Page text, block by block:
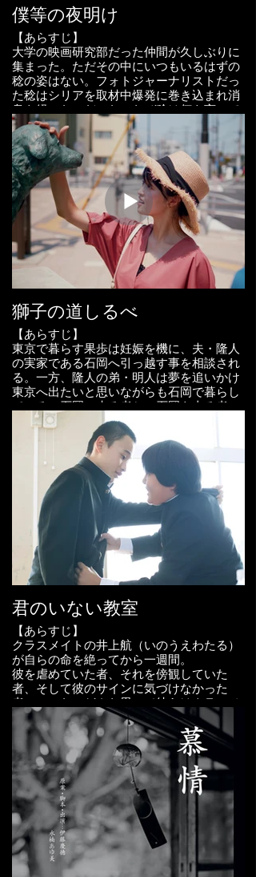
宮本凛音
南雲柚木
高木健
山本由湖
田中栄吾
伊藤慶徳
織田あいか
【スタッフ】
製作著作：NETGEAR Japan
企画：佐世保映像社
制作プロダクション：アイスクライム
プロデューサー：志岐誠 大川祥吾
撮影：矢崎研
照明：大柳玲於
録音：柳生拓人
ヘアメイク：大岩のりこ
制作：佐島由昭 志岐和美 石橋弘史
音楽：未音製作所
Hitsuji sound factory
若狭真司
Artlist Stratus by PeteJamesTohnson
Touched by Heaven by simonWester
パラパラ漫画イラスト：相馬陽乃花
タイトルデザイン：志岐和美
カラーグレーディング：竹中優太郎
整音：石橋侑也
脚本協力：大川祥吾 内海隆雄 渋谷悠
キャスティング協力：スマイルモンキー
機材協力：Y.D.S.
ロケバス：ベルウッド 森居耕介
ロケーション協力：新潟フィルムコミッシ
小千谷観光協会
おぢやクラインガルテン ふれあいの里
スタジオぴあ 阿佐ヶ谷スタジオ
監督・脚本・編集：山本尚志
おおぶ映画祭2022 入選
僕等の夜明け
【あらすじ】
大学の映画研究部だった仲間が久しぶりに
集まった。ただその中にいつもいるはずの
稔の姿はない。フォトジャーナリストだっ
た稔はシリアを取材中爆発に巻き込まれ消
息を経ったのだった。なぜ稔は何も言って
くれなかったのか？ もしあの時止めてい
れば。彼を失った後悔から、彼らの友情が
脆くも崩れはじめる。
【キャスト】
長部努
梅田誠弘
椎名香織
景山慶一
【スタッフ】
脚本： 山本尚志、スタジオトポス
スタジオトポス: NOY、渋谷 悠、内海 隆
雄、山本 尚志、むらし
助監督： 萬野達郎
撮影監督：宮下徹也
撮影助手： 口村誠・渡邊翼
録音：松尾遼、亀井耶馬人
ヘアメイク： 原早織
制作： べん、大石淳也
挿入歌： 『夜明け』 SINSENSA
音楽： 林イグネル小百合
編集： 山本尚志
劇中写真： 鈴木雄介
スチール：安井信介
キャスティング協力： 長部努
獅子の道しるべ
【あらすじ】
東京で暮らす果歩は妊娠を機に、夫・隆人
の実家である石岡へ引っ越す事を相談され
る。一方、隆人の弟・明人は夢を追いかけ
東京へ出たいと思いながらも石岡で暮らし
ている。石岡に来る者と、石岡を去る者。
異なる両者の視点を軸に、一つの家族の姿
を描くヒューマンドラマ。
【出演】
小林涼子、多田昌史、イワゴウサトシ、飯
泉博道
永井秀樹、山元由湖、石鍋多加史
【スタッフ】
プロデューサー・撮影：大川祥吾
脚本：makidash /渋谷悠／山本尚志
助監督：朝生武弥
録音／美術：渋谷悠
撮影照明アシスタント：原田円
制作／キャスティング：橘拓哉
音楽：林イグネル小百合
監督／編集：山本尚志
【受賞入選歴】
・ふるさと石岡映像コンテスト 最優秀作
品賞
・映文連アワード2019 部門優秀賞
・神戸インディペンデント映画祭入選
・日本芸術センター映像グランプリ入選
君のいない教室
【あらすじ】
クラスメイトの井上航（いのうえわたる）
が自らの命を絶ってから一週間。
彼を虐めていた者、それを傍観していた
者、そして彼のサインに気づけなかった
者。いったいどんな思いで彼らはクラスメ
イトの死を受け止めたのか。
その人を救ってあげられなかった辛さや哀
しみ、どんなに後悔しても亡くなった人は
戻ってきてはくれない。 そして彼らの心に
抱えた葛藤と後悔はクラスの崩壊を引き起
こす。
【キャスト】
荒金蔵人
吉越拓矢、梅澤太一、影山樹生弥、萩原う